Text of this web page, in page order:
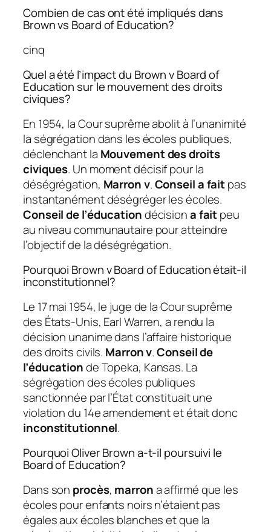
Combien de cas ont été impliqués dans
Brown vs Board of Education?
cinq
Quel a été l’impact du Brown v Board of
Education sur le mouvement des droits
civiques?
En 1954, la Cour suprême abolit à l’unanimité
la ségrégation dans les écoles publiques,
déclenchant la Mouvement des droits
civiques. Un moment décisif pour la
déségrégation, Marron v.Conseil a faitpas
instantanément déségréger les écoles.
Conseil de l’éducationdécisiona faitpeu
au niveau communautaire pour atteindre
l’objectif de la déségrégation.
Pourquoi Brown v Board of Education était-il
inconstitutionnel?
Le 17 mai 1954, le juge de la Cour suprême
des États-Unis, Earl Warren, a rendu la
décision unanime dans l’affaire historique
des droits civils. Marron v.Conseil de
l’éducationde Topeka, Kansas. La
ségrégation des écoles publiques
sanctionnée par l’État constituait une
violation du 14e amendement et était donc
inconstitutionnel.
Pourquoi Oliver Brown a-t-il poursuivi le
Board of Education?
Dans son procès, marrona affirmé que les
écoles pour enfants noirs n’étaient pas
égales aux écoles blanches et que la